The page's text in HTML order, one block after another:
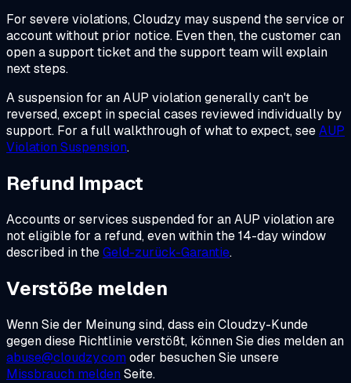
For severe violations, Cloudzy may suspend the service or
account without prior notice. Even then, the customer can
open a support ticket and the support team will explain
next steps.
A suspension for an AUP violation generally can't be
reversed, except in special cases reviewed individually by
support. For a full walkthrough of what to expect, seeAUP
Violation Suspension.
Refund Impact
Accounts or services suspended for an AUP violation are
not eligible for a refund, even within the 14-day window
described in theGeld-zurück-Garantie.
Verstöße melden
Wenn Sie der Meinung sind, dass ein Cloudzy-Kunde
gegen diese Richtlinie verstößt, können Sie dies melden an
abuse@cloudzy.com oder besuchen Sie unsere
Missbrauch melden Seite.